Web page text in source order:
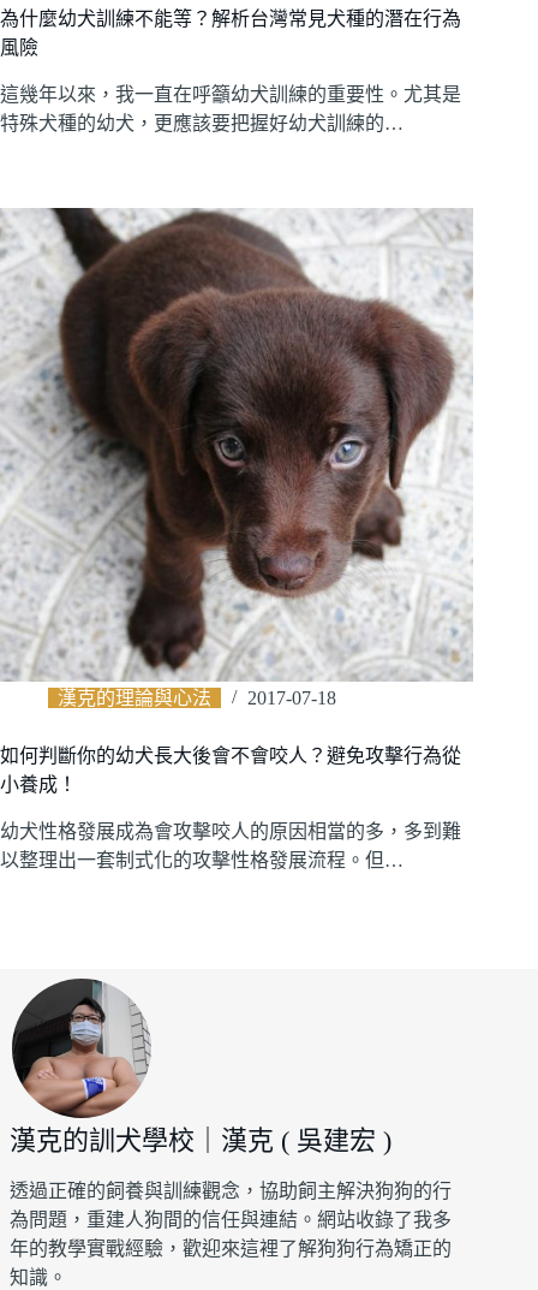
為什麼幼犬訓練不能等？解析台灣常見犬種的潛在行為
風險
這幾年以來，我一直在呼籲幼犬訓練的重要性。尤其是
特殊犬種的幼犬，更應該要把握好幼犬訓練的…
漢克的理論與心法 2017-07-18
如何判斷你的幼犬長大後會不會咬人？避免攻擊行為從
小養成！
幼犬性格發展成為會攻擊咬人的原因相當的多，多到難
以整理出一套制式化的攻擊性格發展流程。但…
漢克的訓犬學校｜漢克 ( 吳建宏 )
透過正確的飼養與訓練觀念，協助飼主解決狗狗的行
為問題，重建人狗間的信任與連結。網站收錄了我多
年的教學實戰經驗，歡迎來這裡了解狗狗行為矯正的
知識。